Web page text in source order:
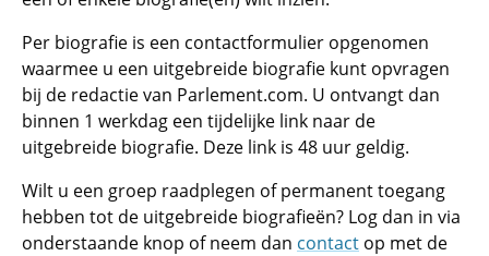
Per biografie is een contactformulier opgenomen
waarmee u een uitgebreide biografie kunt opvragen
bij de redactie van Parlement.com. U ontvangt dan
binnen 1 werkdag een tijdelijke link naar de
uitgebreide biografie. Deze link is 48 uur geldig.
Wilt u een groep raadplegen of permanent toegang
hebben tot de uitgebreide biografieën? Log dan in via
onderstaande knop of neem dan contact op met de